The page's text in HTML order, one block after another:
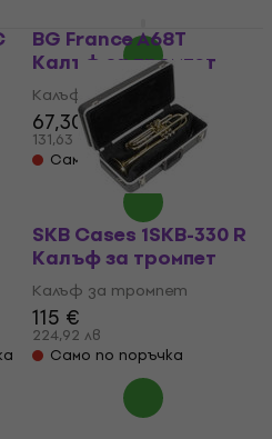
BG France A68T
Калъф за тромпет
Калъф за тромпет
67,30 €
131,63 лв 69 €
Само по поръчка
SKB Cases 1SKB-330 R
Калъф за тромпет
Калъф за тромпет
115 €
224,92 лв
Само по поръчка